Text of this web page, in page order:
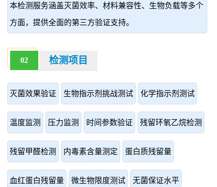
本检测服务涵盖灭菌效率、材料兼容性、生物负载等多个
方面，提供全面的第三方验证支持。
02 检测项目
灭菌效果验证 生物指示剂挑战测试 化学指示剂测试
温度监测 压力监测 时间参数验证 残留环氧乙烷检测
残留甲醛检测 内毒素含量测定 蛋白质残留量
血红蛋白残留量 微生物限度测试 无菌保证水平